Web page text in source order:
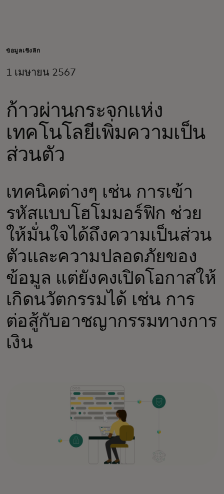
สำหรับธุรกิจ
สำหรับผู้สร้างนวัตกรรม
ข่าวสารและแนวโน้ม
ข้อมูลเชิงลึก
1 เมษายน 2567
ก้าวผ่านกระจกแห่ง
เทคโนโลยีเพิ่มความเป็น
ส่วนตัว
เทคนิคต่างๆ เช่น การเข้า
รหัสแบบโฮโมมอร์ฟิก ช่วย
ให้มั่นใจได้ถึงความเป็นส่วน
ตัวและความปลอดภัยของ
ข้อมูล แต่ยังคงเปิดโอกาสให้
เกิดนวัตกรรมได้ เช่น การ
ต่อสู้กับอาชญากรรมทางการ
เงิน